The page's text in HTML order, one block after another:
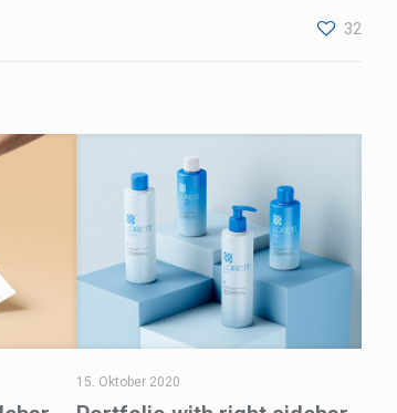
32
15. Oktober 2020